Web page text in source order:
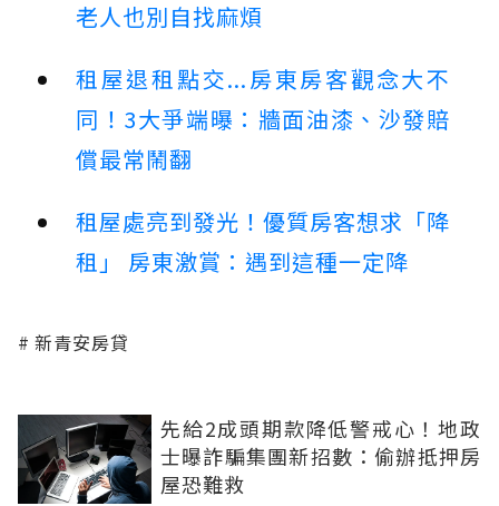
老人也別自找麻煩
租屋退租點交...房東房客觀念大不
同！3大爭端曝：牆面油漆、沙發賠
償最常鬧翻
租屋處亮到發光！優質房客想求「降
租」 房東激賞：遇到這種一定降
新青安房貸
先給2成頭期款降低警戒心！地政
士曝詐騙集團新招數：偷辦抵押房
屋恐難救